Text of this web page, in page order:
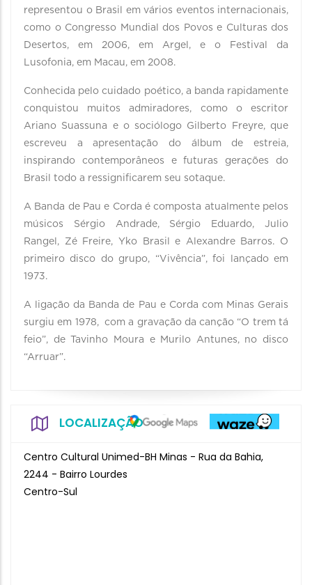
representou o Brasil em vários eventos internacionais,
como o Congresso Mundial dos Povos e Culturas dos
Desertos, em 2006, em Argel, e o Festival da
Lusofonia, em Macau, em 2008.
Conhecida pelo cuidado poético, a banda rapidamente
conquistou muitos admiradores, como o escritor
Ariano Suassuna e o sociólogo Gilberto Freyre, que
escreveu a apresentação do álbum de estreia,
inspirando contemporâneos e futuras gerações do
Brasil todo a ressignificarem seu sotaque.
A Banda de Pau e Corda é composta atualmente pelos
músicos Sérgio Andrade, Sérgio Eduardo, Julio
Rangel, Zé Freire, Yko Brasil e Alexandre Barros. O
primeiro disco do grupo, “Vivência”, foi lançado em
1973.
A ligação da Banda de Pau e Corda com Minas Gerais
surgiu em 1978, com a gravação da canção “O trem tá
feio”, de Tavinho Moura e Murilo Antunes, no disco
“Arruar”.
LOCALIZAÇÃO
Centro Cultural Unimed-BH Minas - Rua da Bahia,
2244 - Bairro Lourdes
Centro-Sul